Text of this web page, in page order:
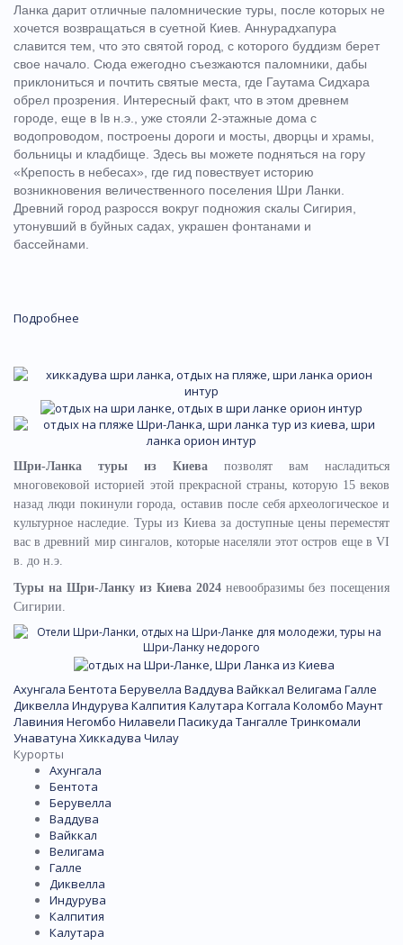
Ланка дарит отличные паломнические туры, после которых не
хочется возвращаться в суетной Киев. Аннурадхапура
славится тем, что это святой город, с которого буддизм берет
свое начало. Сюда ежегодно съезжаются паломники, дабы
приклониться и почтить святые места, где Гаутама Сидхара
обрел прозрения. Интересный факт, что в этом древнем
городе, еще в Ів н.э., уже стояли 2-этажные дома с
водопроводом, построены дороги и мосты, дворцы и храмы,
больницы и кладбище. Здесь вы можете подняться на гору
«Крепость в небесах», где гид повествует историю
возникновения величественного поселения Шри Ланки.
Древний город разросся вокруг подножия скалы Сигирия,
утонувший в буйных садах, украшен фонтанами и
бассейнами.
Подробнее
Шри-Ланка туры из Киева позволят вам насладиться
многовековой историей этой прекрасной страны, которую 15 веков
назад люди покинули города, оставив после себя археологическое и
культурное наследие. Туры из Киева за доступные цены переместят
вас в древний мир сингалов, которые населяли этот остров еще в VI
в. до н.э.
Туры на Шри-Ланку из Киева 2024 невообразимы без посещения
Сигирии.
Ахунгала Бентота Берувелла Ваддува Вайккал Велигама Галле
Диквелла Индурува Калпития Калутара Коггала Коломбо Маунт
Лавиния Негомбо Нилавели Пасикуда Тангалле Тринкомали
Унаватуна Хиккадува Чилау
Курорты
Ахунгала
Бентота
Берувелла
Ваддува
Вайккал
Велигама
Галле
Диквелла
Индурува
Калпития
Калутара